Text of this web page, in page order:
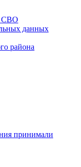
СВО
данных
района
принимали